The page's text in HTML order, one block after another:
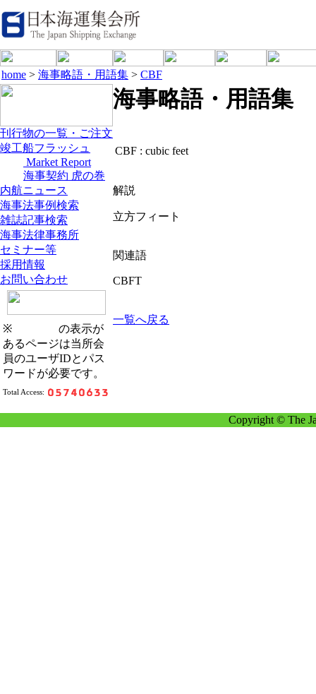
home > 海事略語・用語集 > CBF
刊行物の一覧・ご注文
竣工船フラッシュ
Market Report
海事契約 虎の巻
内航ニュース
海事法事例検索
雑誌記事検索
海事法律事務所
セミナー等
採用情報
お問い合わせ
※
の表示が
あるページは当所会
員のユーザIDとパス
ワードが必要です。
Total Access:
海事略語・用語集
CBF : cubic feet
解説
立方フィート
関連語
CBFT
一覧へ戻る
Copyright © The